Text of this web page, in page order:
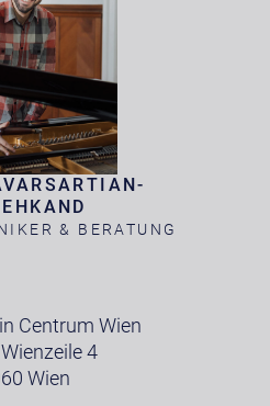
& BERATUNG
Centrum Wien
4
Wien